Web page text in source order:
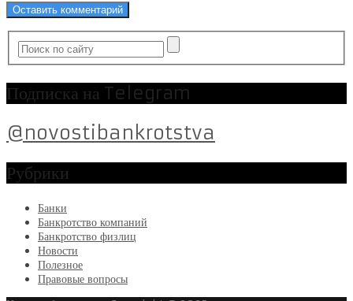
Подписка на Telegram
@novostibankrotstva
Рубрики
Банки
Банкротство компаний
Банкротство физлиц
Новости
Полезное
Правовые вопросы